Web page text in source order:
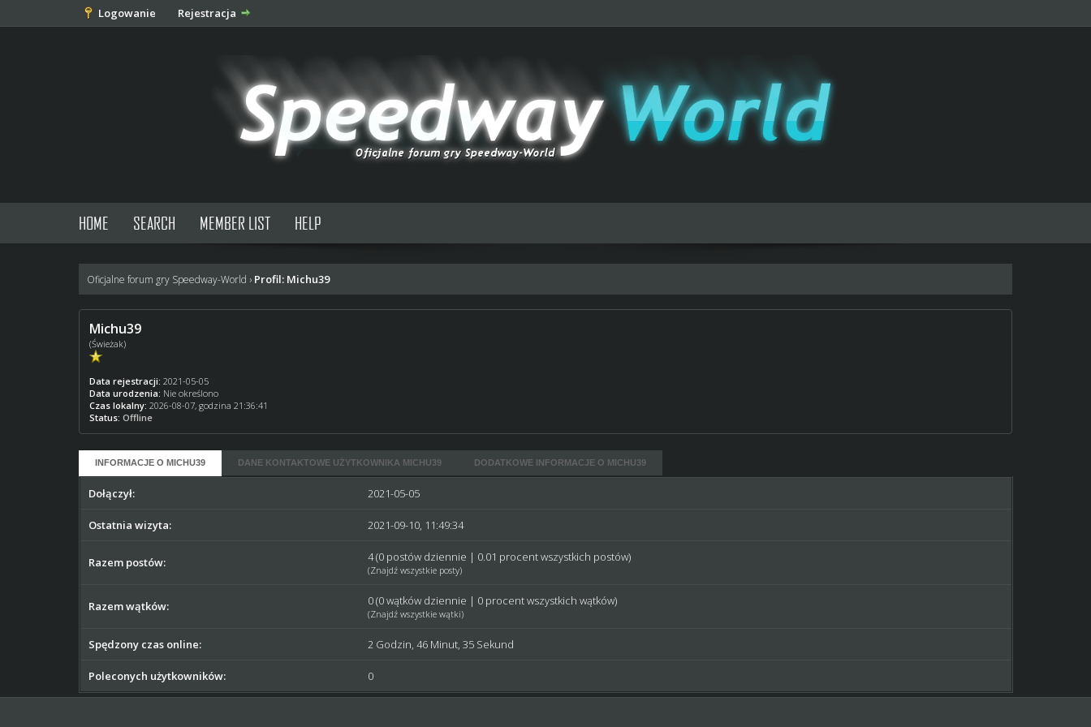
Logowanie Rejestracja
HOME SEARCH MEMBER LIST HELP
Oficjalne forum gry Speedway-World › Profil: Michu39
Michu39
(Świeżak)
Data rejestracji: 2021-05-05
Data urodzenia: Nie określono
Czas lokalny: 2026-08-07, godzina 21:36:41
Status: Offline
INFORMACJE O MICHU39 DANE KONTAKTOWE UŻYTKOWNIKA MICHU39 DODATKOWE INFORMACJE O MICHU39
Dołączył: 2021-05-05
Ostatnia wizyta: 2021-09-10, 11:49:34
Razem postów: 4 (0 postów dziennie | 0.01 procent wszystkich postów)
(Znajdź wszystkie posty)
Razem wątków: 0 (0 wątków dziennie | 0 procent wszystkich wątków)
(Znajdź wszystkie wątki)
Spędzony czas online: 2 Godzin, 46 Minut, 35 Sekund
Poleconych użytkowników: 0